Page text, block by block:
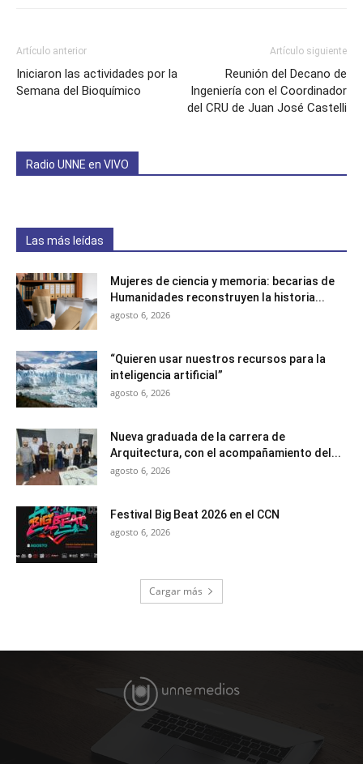
Artículo anterior
Iniciaron las actividades por la
Semana del Bioquímico
Artículo siguiente
Reunión del Decano de
Ingeniería con el Coordinador
del CRU de Juan José Castelli
Radio UNNE en VIVO
Las más leídas
Mujeres de ciencia y memoria: becarias de
Humanidades reconstruyen la historia...
agosto 6, 2026
“Quieren usar nuestros recursos para la
inteligencia artificial”
agosto 6, 2026
Nueva graduada de la carrera de
Arquitectura, con el acompañamiento del...
agosto 6, 2026
Festival Big Beat 2026 en el CCN
agosto 6, 2026
Cargar más